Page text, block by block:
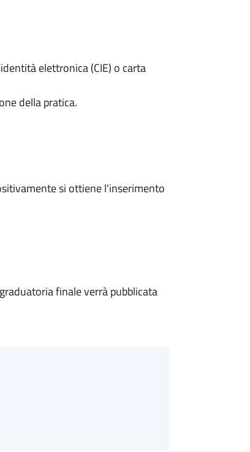
elettronica (CIE) o carta
della pratica.
si ottiene l'inserimento
finale verrà pubblicata